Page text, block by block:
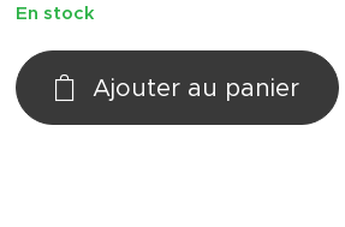
En stock
Ajouter au panier